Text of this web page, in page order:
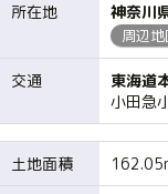
所在地 神奈川
周辺地
交通
東海道
小田急
土地面積